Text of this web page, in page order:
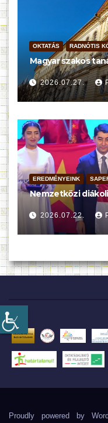
OKTATÁS RADNÓTIS
Magyar szakos
2026.07.27.
EREDMÉNYEINK
Nemzetközi
2026.07.22.
Proudly powered by